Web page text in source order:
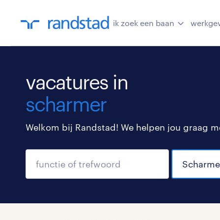
ik zoek een baan
vacatures in
scharmer
Welkom bij Randstad! We helpen jou graag